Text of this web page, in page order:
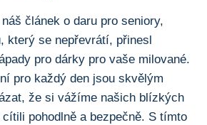
článek o daru pro‍ seniory,
​který se ‌nepřevrátí, přinesl
pro ⁢dárky pro vaše milované.
pro‍ každý den jsou skvělým
že si vážíme našich blízkých
pohodlně ‍a ⁣bezpečně. S tímto⁣